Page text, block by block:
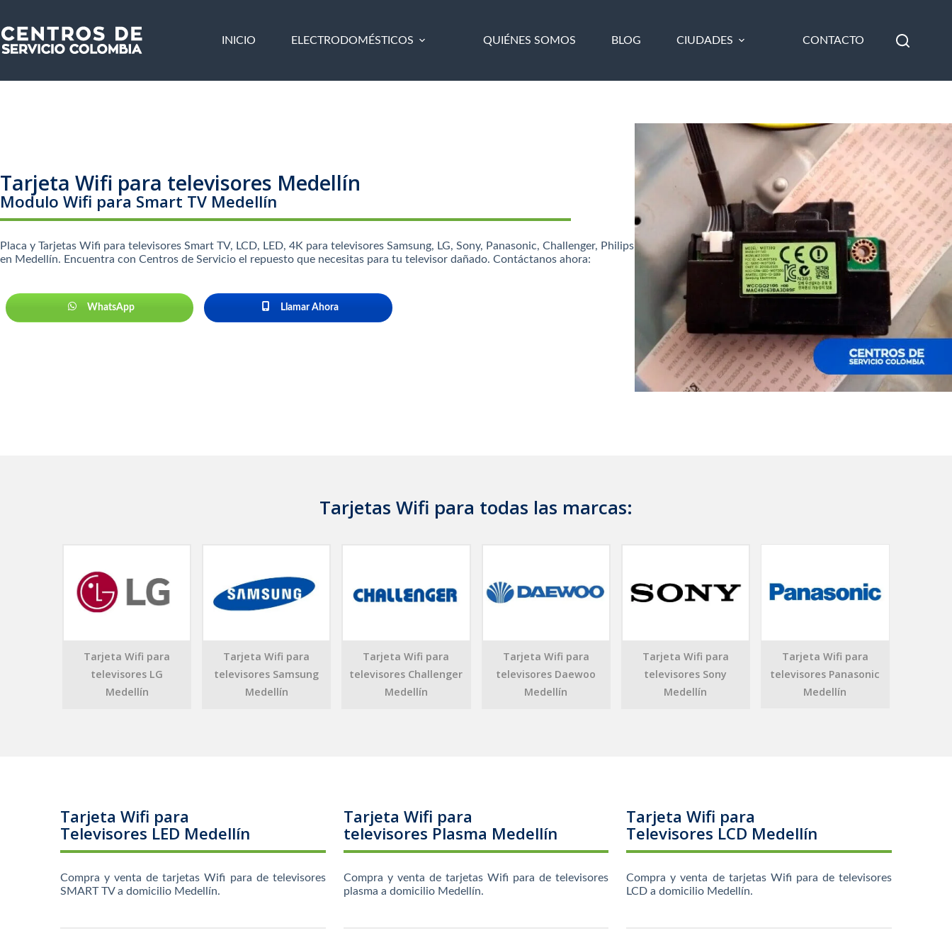
contenido
INICIO ELECTRODOMÉSTICOS QUIÉNES SOMOS BLOG CIUDADES CONTACTO
Tarjeta Wifi para televisores Medellín
Modulo Wifi para Smart TV Medellín
Placa y Tarjetas Wifi para televisores Smart TV, LCD, LED, 4K para televisores Samsung, LG, Sony, Panasonic, Challenger, Philips
en Medellín. Encuentra con Centros de Servicio el repuesto que necesitas para tu televisor dañado. Contáctanos ahora:
WhatsApp Llamar Ahora
Tarjetas Wifi para todas las marcas:
Tarjeta Wifi para
televisores LG
Medellín
Tarjeta Wifi para
televisores Samsung
Medellín
Tarjeta Wifi para
televisores Challenger
Medellín
Tarjeta Wifi para
televisores Daewoo
Medellín
Tarjeta Wifi para
televisores Sony
Medellín
Tarjeta Wifi para
televisores Panasonic
Medellín
Tarjeta Wifi para
Televisores LED Medellín
Compra y venta de tarjetas Wifi para de televisores
SMART TV a domicilio Medellín.
Tarjeta Wifi para
televisores Plasma Medellín
Compra y venta de tarjetas Wifi para de televisores
plasma a domicilio Medellín.
Tarjeta Wifi para
Televisores LCD Medellín
Compra y venta de tarjetas Wifi para de televisores
LCD a domicilio Medellín.